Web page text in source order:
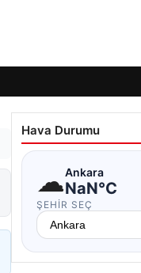
Hava Durumu
☁Ankara
NaN°C
ŞEHIR SEÇ